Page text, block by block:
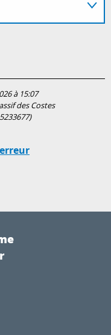
à 15:07
des Costes
5233677)